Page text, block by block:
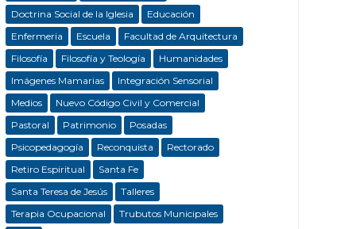
Doctrina Social de la Iglesia
Educación
Enfermeria
Escuela
Facultad de Arquitectura
Filosofía
Filosofía y Teología
Humanidades
Imágenes Mamarias
Integración Sensorial
Medios
Nuevo Código Civil y Comercial
Pastoral
Patrimonio
Posadas
Psicopedagogía
Reconquista
Rectorado
Retiro Espiritual
Santa Fe
Santa Teresa de Jesús
Talleres
Terapia Ocupacional
Trubutos Municipales